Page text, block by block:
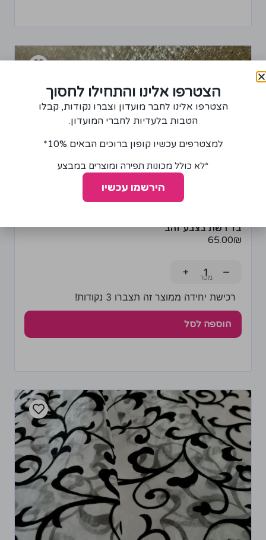
בד רשת בצבע זהב
65.00₪
−
+
רכישת יחידה ממוצר זה תצברו 3 נקודות!
הוספה לסל
הצטרפו אלינו והתחילו לחסוך
הצטרפו אלינו לחבר מועדון וצברו נקודות, קבלו
הטבות בלעדיות לחברי המועדון.
למצטרפים עכשיו קופון ברוכים הבאים 10%*
*לא כולל מכונות תפירה ומוצרים במבצע
הירשמו עכשיו